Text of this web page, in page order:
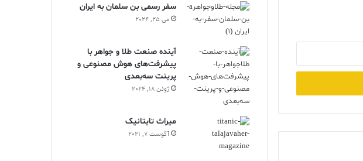
سفر رسمی بن سلمان به ایران
می 25, 2024
آینده صنعت طلا و جواهر با
پیشرفت‌های هوش مصنوعی و
پرینت سه‌بعدی
ژوئن 18, 2024
ميراث تايتانيک
آگوست 7, 2021